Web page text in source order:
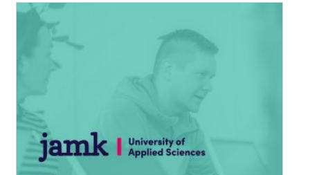
Tällä
tuotteella
useampi
Voit
tehdä
valinnat
tuotteen
sivulla.